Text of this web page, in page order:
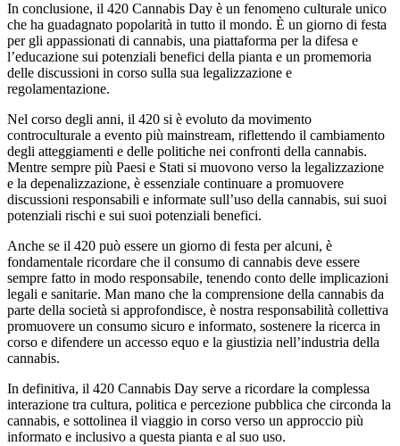
In conclusione, il 420 Cannabis Day è un fenomeno culturale unico
che ha guadagnato popolarità in tutto il mondo. È un giorno di festa
per gli appassionati di cannabis, una piattaforma per la difesa e
l’educazione sui potenziali benefici della pianta e un promemoria
delle discussioni in corso sulla sua legalizzazione e
regolamentazione.
Nel corso degli anni, il 420 si è evoluto da movimento
controculturale a evento più mainstream, riflettendo il cambiamento
degli atteggiamenti e delle politiche nei confronti della cannabis.
Mentre sempre più Paesi e Stati si muovono verso la legalizzazione
e la depenalizzazione, è essenziale continuare a promuovere
discussioni responsabili e informate sull’uso della cannabis, sui suoi
potenziali rischi e sui suoi potenziali benefici.
Anche se il 420 può essere un giorno di festa per alcuni, è
fondamentale ricordare che il consumo di cannabis deve essere
sempre fatto in modo responsabile, tenendo conto delle implicazioni
legali e sanitarie. Man mano che la comprensione della cannabis da
parte della società si approfondisce, è nostra responsabilità collettiva
promuovere un consumo sicuro e informato, sostenere la ricerca in
corso e difendere un accesso equo e la giustizia nell’industria della
cannabis.
In definitiva, il 420 Cannabis Day serve a ricordare la complessa
interazione tra cultura, politica e percezione pubblica che circonda la
cannabis, e sottolinea il viaggio in corso verso un approccio più
informato e inclusivo a questa pianta e al suo uso.